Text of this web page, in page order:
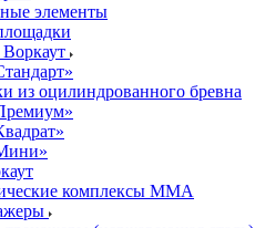
элементы
из оцилиндрованного бревна
комплексы ММА